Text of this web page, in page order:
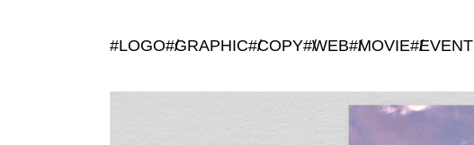
#LOGO#GRAPHIC#COPY#WEB#MOVIE#EVENT